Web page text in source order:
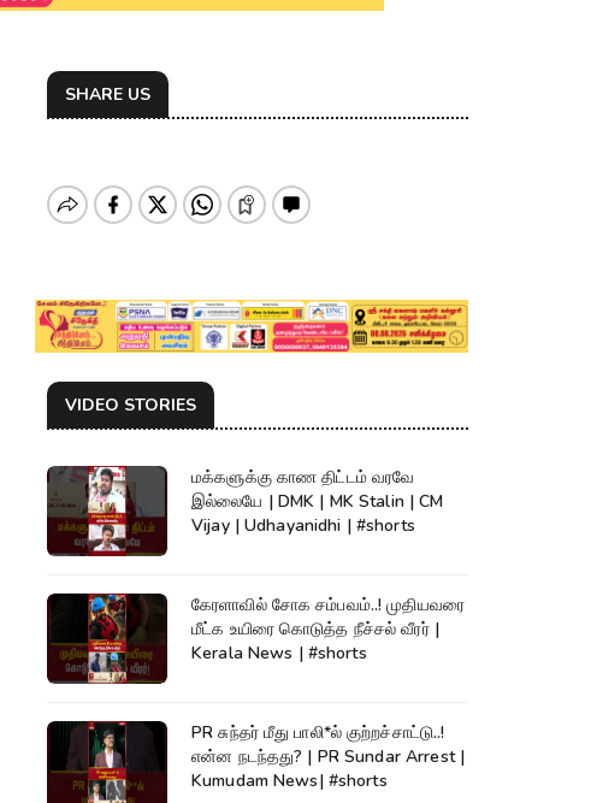
SHARE US
VIDEO STORIES
மக்களுக்கு காண திட்டம் வரவே
இல்லையே | DMK | MK Stalin | CM
Vijay | Udhayanidhi | #shorts
கேரளாவில் சோக சம்பவம்..! முதியவரை
மீட்க உயிரை கொடுத்த நீச்சல் வீரர் |
Kerala News | #shorts
PR சுந்தர் மீது பாலி*ல் குற்றச்சாட்டு..!
என்ன நடந்தது? | PR Sundar Arrest |
Kumudam News| #shorts